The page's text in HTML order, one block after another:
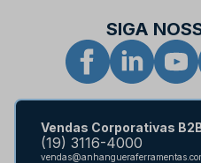
SIGA
Vendas Corporativas
(19) 3116-4000